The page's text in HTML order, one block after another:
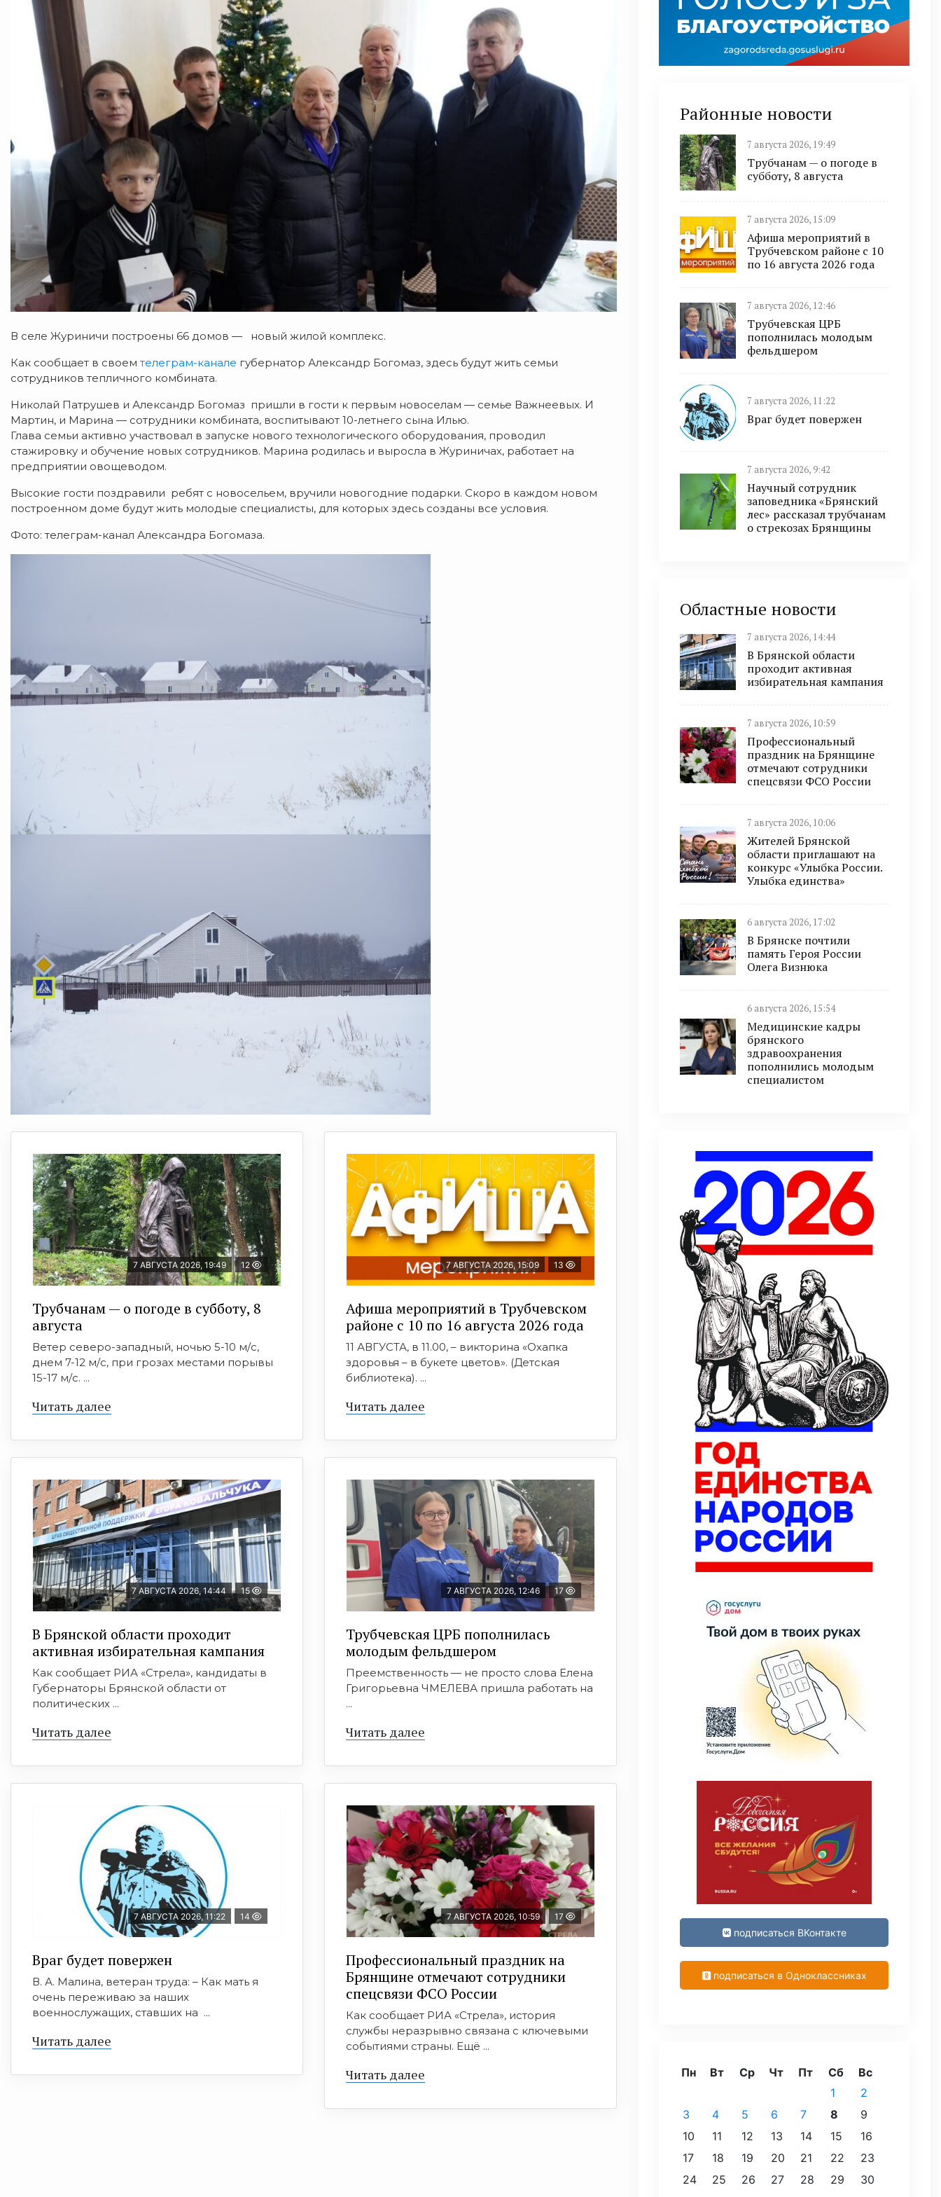
В селе Журиничи построены 66 домов — новый жилой комплекс.
Как сообщает в своемтелеграм-канале губернатор Александр Богомаз, здесь будут жить семьи
сотрудников тепличного комбината.
Николай Патрушев и Александр Богомаз пришли в гости к первым новоселам — семье Важнеевых. И
Мартин, и Марина — сотрудники комбината, воспитывают 10-летнего сына Илью.
Глава семьи активно участвовал в запуске нового технологического оборудования, проводил
стажировку и обучение новых сотрудников. Марина родилась и выросла в Журиничах, работает на
предприятии овощеводом.
Высокие гости поздравили ребят с новосельем, вручили новогодние подарки. Скоро в каждом новом
построенном доме будут жить молодые специалисты, для которых здесь созданы все условия.
Фото: телеграм-канал Александра Богомаза.
7 АВГУСТА 2026, 19:49 12
Трубчанам — о погоде в субботу, 8
августа
Ветер северо-западный, ночью 5-10 м/с,
днем 7-12 м/с, при грозах местами порывы
15-17 м/с. ...
Читать далее
7 АВГУСТА 2026, 15:09 13
Афиша мероприятий в Трубчевском
районе с 10 по 16 августа 2026 года
11 АВГУСТА, в 11.00, – викторина «Охапка
здоровья – в букете цветов». (Детская
библиотека). ...
Читать далее
7 АВГУСТА 2026, 14:44 15
В Брянской области проходит
активная избирательная кампания
Как сообщает РИА «Стрела», кандидаты в
Губернаторы Брянской области от
политических ...
Читать далее
7 АВГУСТА 2026, 12:46 17
Трубчевская ЦРБ пополнилась
молодым фельдшером
Преемственность — не просто слова Елена
Григорьевна ЧМЕЛЕВА пришла работать на
...
Читать далее
7 АВГУСТА 2026, 11:22 14
Враг будет повержен
В. А. Малина, ветеран труда: – Как мать я
очень переживаю за наших
военнослужащих, ставших на ...
Читать далее
7 АВГУСТА 2026, 10:59 17
Профессиональный праздник на
Брянщине отмечают сотрудники
спецсвязи ФСО России
Как сообщает РИА «Стрела», история
службы неразрывно связана с ключевыми
событиями страны. Ещё ...
Читать далее
Районные новости
7 августа 2026, 19:49
Трубчанам — о погоде в
субботу, 8 августа
7 августа 2026, 15:09
Афиша мероприятий в
Трубчевском районе с 10
по 16 августа 2026 года
7 августа 2026, 12:46
Трубчевская ЦРБ
пополнилась молодым
фельдшером
7 августа 2026, 11:22
Враг будет повержен
7 августа 2026, 9:42
Научный сотрудник
заповедника «Брянский
лес» рассказал трубчанам
о стрекозах Брянщины
Областные новости
7 августа 2026, 14:44
В Брянской области
проходит активная
избирательная кампания
7 августа 2026, 10:59
Профессиональный
праздник на Брянщине
отмечают сотрудники
спецсвязи ФСО России
7 августа 2026, 10:06
Жителей Брянской
области приглашают на
конкурс «Улыбка России.
Улыбка единства»
6 августа 2026, 17:02
В Брянске почтили
память Героя России
Олега Визнюка
6 августа 2026, 15:54
Медицинские кадры
брянского
здравоохранения
пополнились молодым
специалистом
подписаться ВКонтакте
подписаться в Одноклассниках
Пн Вт Ср Чт Пт Сб
Вс
1
2
3
4 5 6 7 8
9
10
11 12 13 14 15
16
17
18 19 20 21 22
23
24
25 26 27 28 29
30